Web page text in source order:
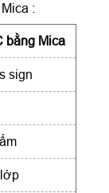
:
bằng Mica
sign